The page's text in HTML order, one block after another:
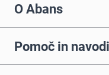
O Abans
Pomoč in